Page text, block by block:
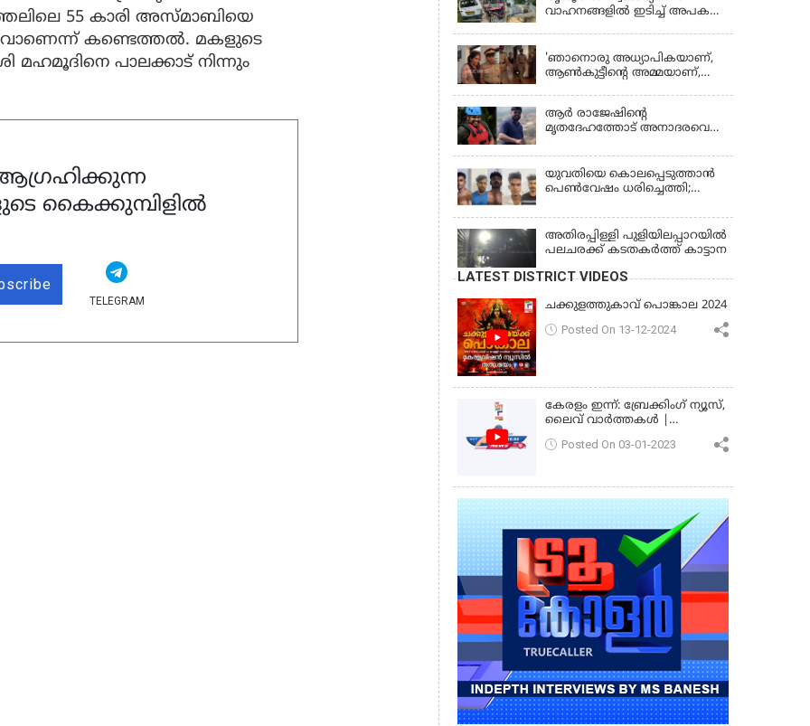
55 കാരി അസ്മാബിയെ
കണ്ടെത്തൽ. മകളുടെ
മഹമൂദിനെ പാലക്കാട് നിന്നും
കൈക്കുമ്പിളിൽ
TELEGRAM
വാഹനങ്ങളില്‍ ഇടിച്ച് അപകടം:
'ഞാനൊരു അധ്യാപികയാണ്,
ആണ്‍കുട്ടീന്റെ അമ്മയാണ്‌,
കസ്റ്റഡിയിൽ വിട്ട് കോടതി,
ജാമ്യാപേക്ഷ തള്ളി
ആര്‍ രാജേഷിന്റെ
മൃതദേഹത്തോട് അനാദരവെന്ന്
ക്രമീകരണത്തില്‍ ഗുരുതര
വീഴ്ച; മൃതദേഹം ചാവക്കാട്
വരെ എത്തിച്ചത് ഫ്രീസര്‍
സംവിധാനം ഇല്ലാതെയെന്നും
ആരോപണം
യുവതിയെ കൊലപ്പെടുത്താൻ
പെൺവേഷം ധരിച്ചെത്തി;
അതിരപ്പിള്ളി പുളിയിലപ്പാറയിൽ
പലചരക്ക് കടതകർത്ത് കാട്ടാന
LATEST DISTRICT VIDEOS
ചക്കുളത്തുകാവ് പൊങ്കാല 2024
Posted On 13-12-2024
കേരളം ഇന്ന്: ബ്രേക്കിംഗ് ന്യൂസ്,
ലൈവ് വാർത്തകൾ |
Posted On 03-01-2023